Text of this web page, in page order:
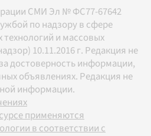
СМИ Эл № ФС77-67642
по надзору в сфере
и массовых
10.11.2016 г. Редакция не
достоверность информации,
объявлениях. Редакция не
информации.
применяются
в соответствии с